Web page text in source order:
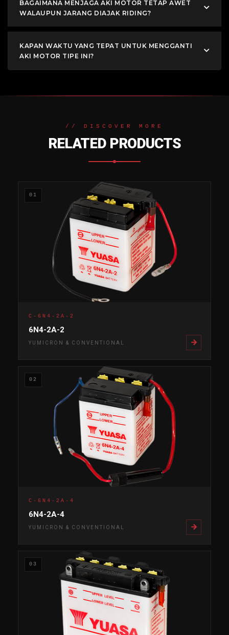
BAGAIMANA MENJAGA AKI MOTOR TETAP AWET
WALAUPUN JARANG DIAJAK RIDING?
KAPAN WAKTU YANG TEPAT UNTUK MENGGANTI
AKI MOTOR TIPE INI?
// DISCOVER MORE
RELATED PRODUCTS
01
C-6N4-2A-2
6N4-2A-2
YUMICRON & CONVENTIONAL
02
C-6N4-2A-4
6N4-2A-4
YUMICRON & CONVENTIONAL
03